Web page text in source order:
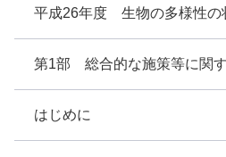
平成26年度 生物の多様性の
第1部 総合的な施策等に関
はじめに